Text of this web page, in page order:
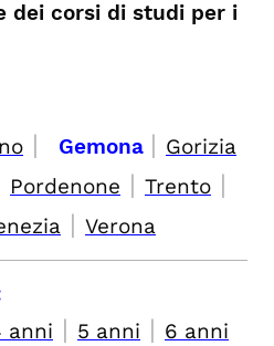
dei corsi di studi per i
| Gemona | Gorizia
Pordenone | Trento |
| Verona
anni | 5 anni | 6 anni